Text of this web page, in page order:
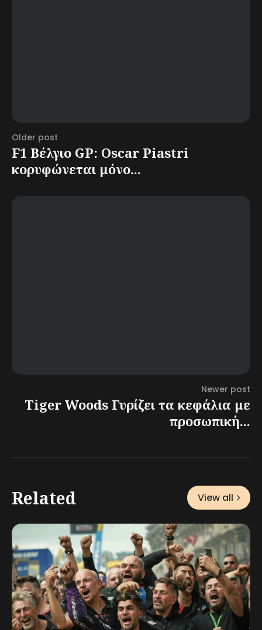
Older post
F1 Βέλγιο GP: Oscar Piastri
κορυφώνεται μόνο...
Newer post
Tiger Woods Γυρίζει τα κεφάλια με
προσωπική...
Related View all